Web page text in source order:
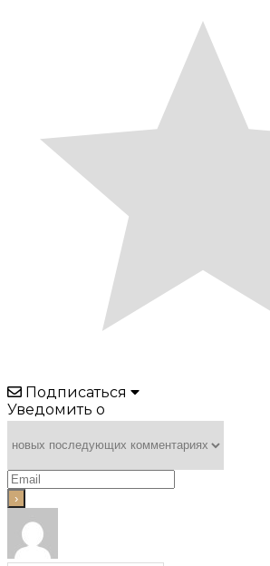
Подписаться
Уведомить о